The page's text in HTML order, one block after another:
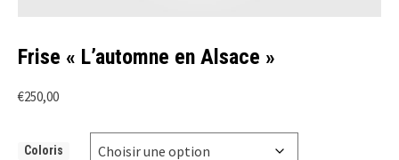
Frise « L’automne en Alsace »
€250,00
Coloris